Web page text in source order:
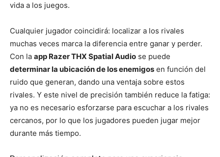
vida a los juegos.
Cualquier jugador coincidirá: localizar a los rivales
muchas veces marca la diferencia entre ganar y perder.
Con la app Razer THX Spatial Audio se puede
determinar la ubicación de los enemigos en función del
ruido que generan, dando una ventaja sobre estos
rivales. Y este nivel de precisión también reduce la fatiga:
ya no es necesario esforzarse para escuchar a los rivales
cercanos, por lo que los jugadores pueden jugar mejor
durante más tiempo.